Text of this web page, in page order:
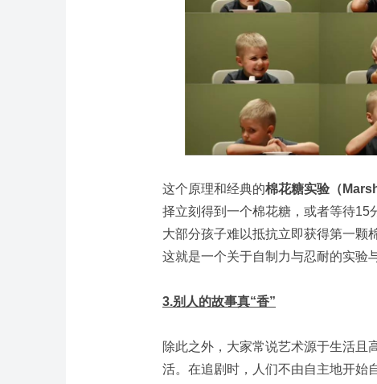
这个原理和经典的棉花糖实验（
择立刻得到一个棉花糖，或者等待15
大部分孩子难以抵抗立即获得第一颗
这就是一个关于自制力与忍耐的实验
3.别人的故事真“香”
除此之外，大家常说艺术源于生活且
活。在追剧时，人们不由自主地开始